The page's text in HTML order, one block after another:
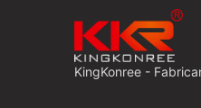
KingKonree -